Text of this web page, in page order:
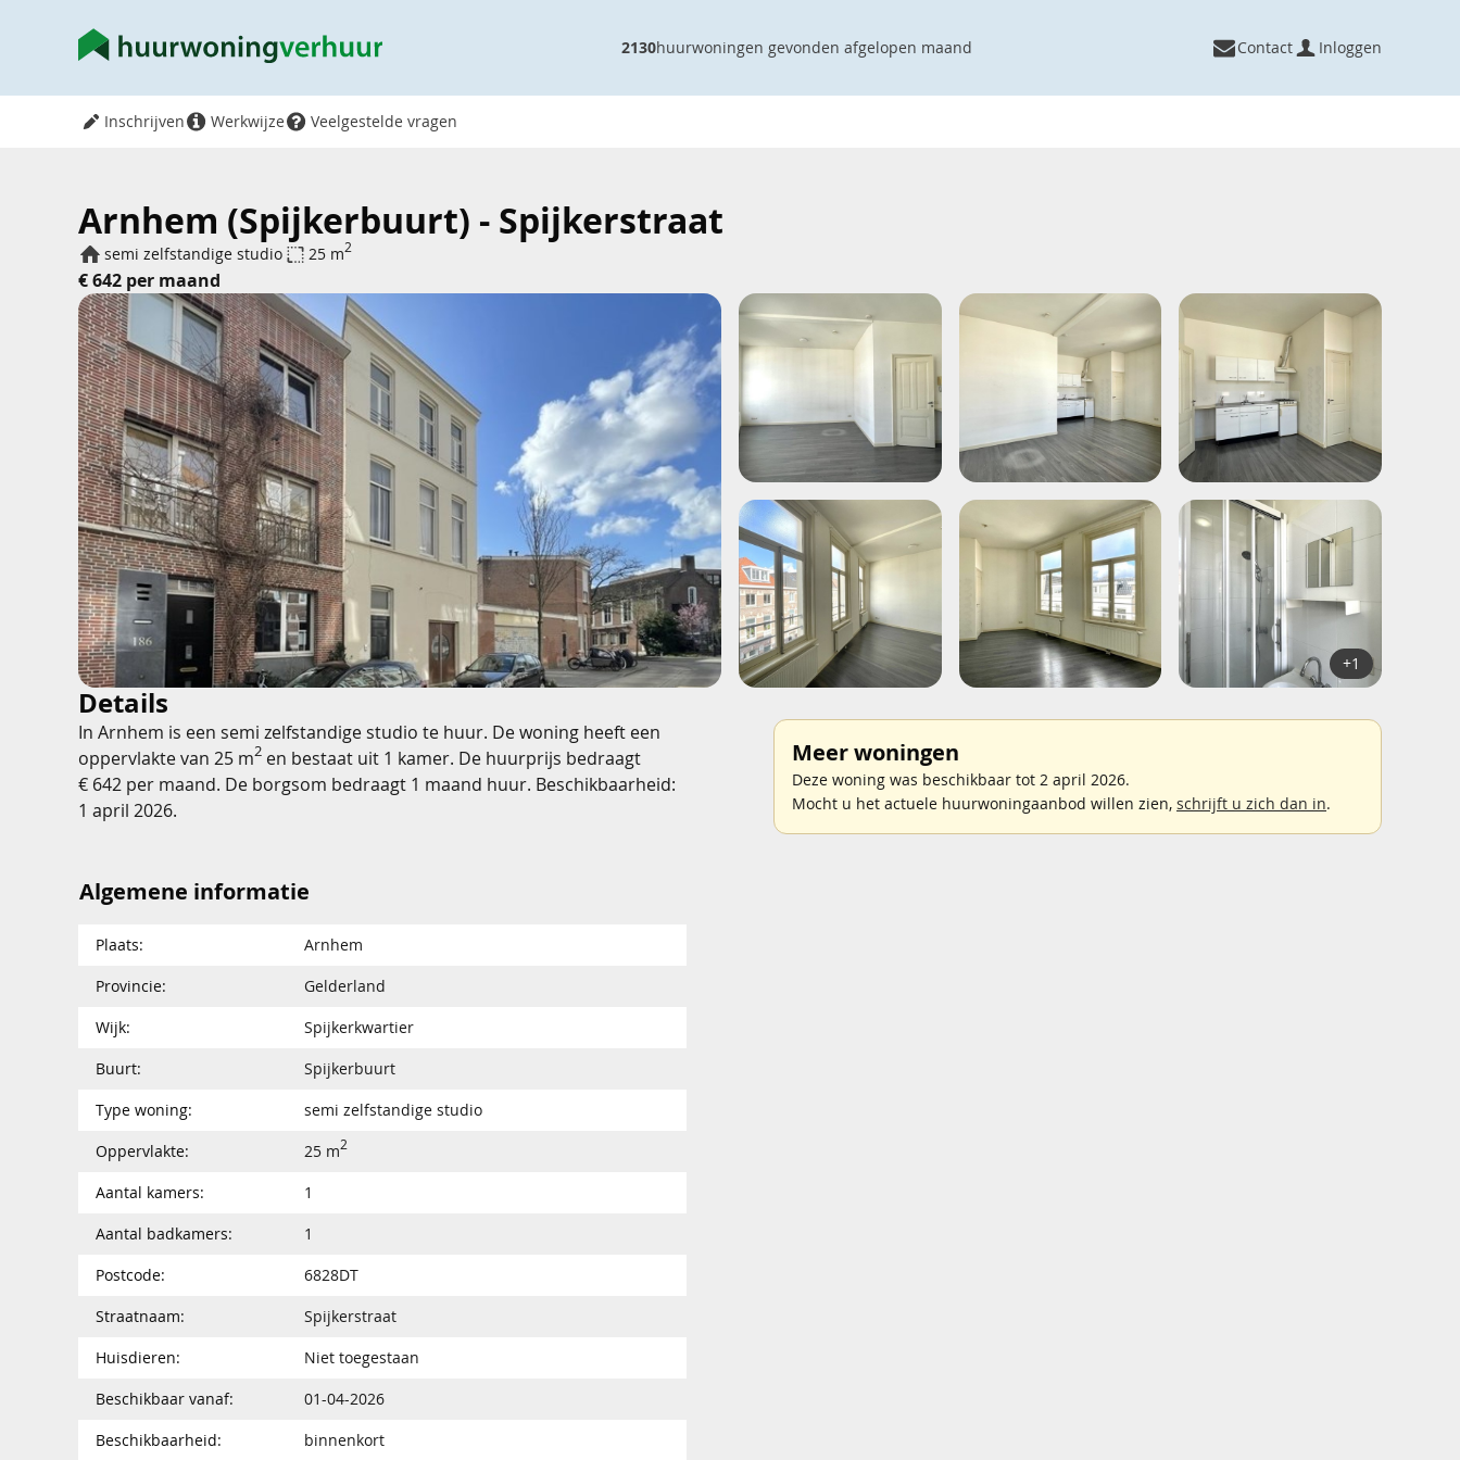
2130huurwoningen gevonden afgelopen maand Contact Inloggen
Inschrijven Werkwijze Veelgestelde vragen
Arnhem (Spijkerbuurt) - Spijkerstraat
semi zelfstandige studio 25 m2
€ 642 per maand
+1
Details
In Arnhem is een semi zelfstandige studio te huur. De woning heeft een
oppervlakte van 25 m2 en bestaat uit 1 kamer. De huurprijs bedraagt
€ 642 per maand. De borgsom bedraagt 1 maand huur. Beschikbaarheid:
1 april 2026.
Meer woningen
Deze woning was beschikbaar tot 2 april 2026.
Mocht u het actuele huurwoningaanbod willen zien, schrijft u zich dan in.
Algemene informatie
Plaats:
Arnhem
Provincie:
Gelderland
Wijk:
Spijkerkwartier
Buurt:
Spijkerbuurt
Type woning:
semi zelfstandige studio
Oppervlakte:
25 m2
Aantal kamers:
1
Aantal badkamers:
1
Postcode:
6828DT
Straatnaam:
Spijkerstraat
Huisdieren:
Niet toegestaan
Beschikbaar vanaf:
01-04-2026
Beschikbaarheid:
binnenkort